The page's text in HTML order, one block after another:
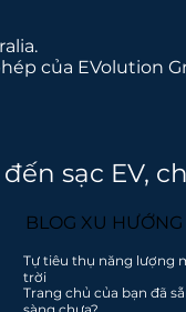
vào
Bảo hiểm lắp đặt
của EVolution
sạc EV,
BLOG XU HƯỚNG
Tự tiêu thụ năng lượng
trời
Trang chủ của bạn đã